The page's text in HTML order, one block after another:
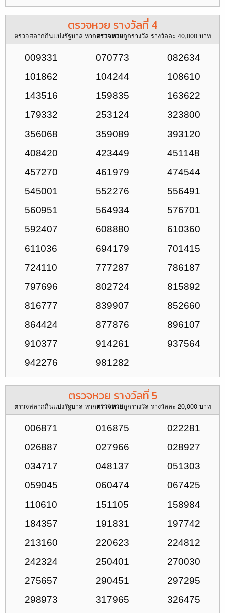
ตรวจหวย รางวัลที่ 4
ตรวจสลากกินแบ่งรัฐบาล หากตรวจหวยถูกรางวัล รางวัลละ 40,000 บาท
009331 070773
082634
101862
104244
108610
143516
159835
163622
179332
253124
323800
356068
359089
393120
408420
423449
451148
457270
461979
474544
545001
552276
556491
560951
564934
576701
592407
608880
610360
611036
694179
701415
724110
777287
786187
797696
802724
815892
816777
839907
852660
864424
877876
896107
910377
914261
937564
942276
981282
ตรวจหวย รางวัลที่ 5
ตรวจสลากกินแบ่งรัฐบาล หากตรวจหวยถูกรางวัล รางวัลละ 20,000 บาท
006871 016875
022281
026887
027966
028927
034717
048137
051303
059045
060474
067425
110610
151105
158984
184357
191831
197742
213160
220623
224812
242324
250401
270030
275657
290451
297295
298973
317965 326475